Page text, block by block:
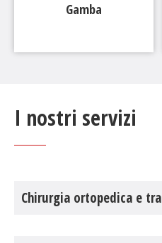
Gamba
I nostri servizi
Chirurgia ortopedica e